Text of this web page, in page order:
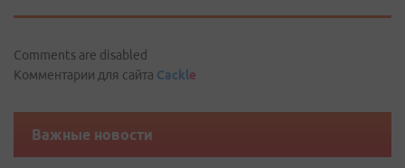
Comments are disabled
Комментарии для сайта Cackle
Важные новости